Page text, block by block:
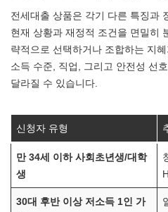
전세대출 상품은 각기 다른 특징과
현재 상황과 재정적 조건을 면밀히
략적으로 선택하거나 조합하는 지
소득 수준, 직업, 그리고 안전성 선
달라질 수 있습니다.
신청자 유형
만 34세 이하 사회초년생/대학
생
30대 후반 이상 저소득 1인 가